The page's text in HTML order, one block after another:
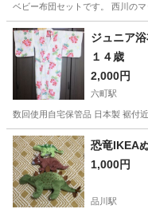
ベビー布団セットです。 西川の
東京 板橋区
ジュニア
１４歳
2,000円
六町駅
数回使用自宅保管品 日本製 裾付
東京 足立区 六町駅
恐竜IKEA
1,000円
品川駅